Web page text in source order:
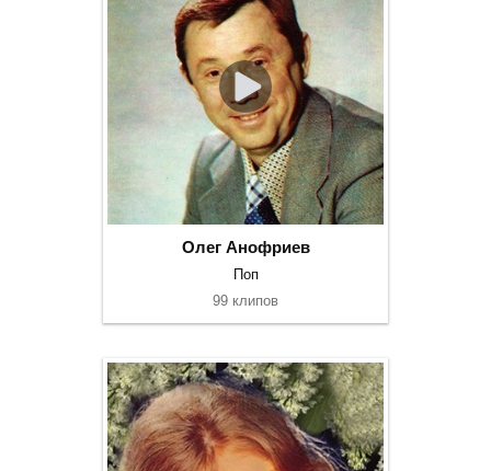
Олег Анофриев
Поп
99 клипов